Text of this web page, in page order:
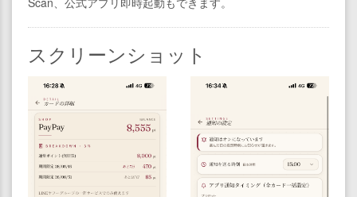
スクリーンショット